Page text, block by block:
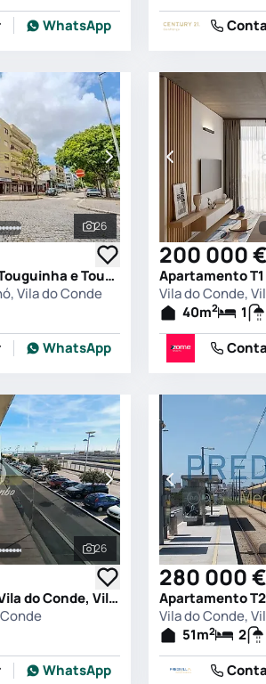
WhatsApp
Ver todas as fotografias
26
Apartamento T3 em Touguinha e Touguinhó, Vila do Conde
Vila do Conde
WhatsApp
200 000 €
Vila do Conde,
40m2 1
Ver todas as fotografias
26
Apartamento T2 em Vila do Conde, Vila do Conde
WhatsApp
280 000 €
Vila do Conde,
51m2 2